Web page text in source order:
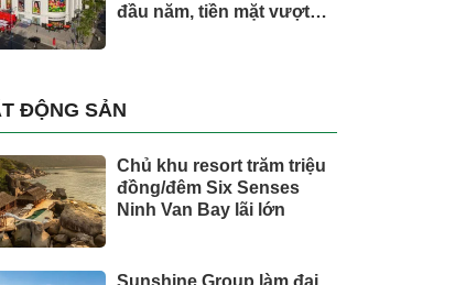
đầu năm, tiền mặt vượt
ĐỘNG SẢN
Chủ khu resort trăm triệu
đồng/đêm Six Senses
Ninh Van Bay lãi lớn
Sunshine Group làm đại